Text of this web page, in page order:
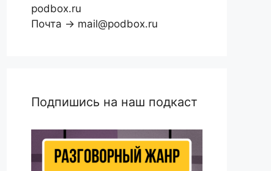
podbox.ru
Почта → mail@podbox.ru
Подпишись на наш подкаст